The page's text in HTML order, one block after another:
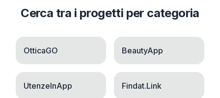
Cerca tra i progetti per categoria
OtticaGO BeautyApp
UtenzeInApp Findat.Link